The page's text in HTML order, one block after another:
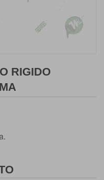
RIGIDO